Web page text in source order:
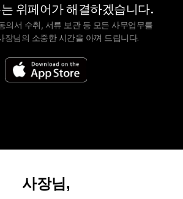
위페어가 해결하겠습니다.
의서 수취, 서류 보관 등 모든 사무업무를
장님의 소중한 시간을 아껴 드립니다.
사장님,